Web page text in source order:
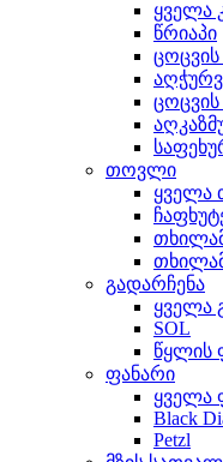
ყველა
წრიაპი
ცოცვის
ცოცვის
თოვლი
ყველა
გადარჩენა
ყველა
SOL
წყლის
ფანარი
ყველა
Black
Petzl